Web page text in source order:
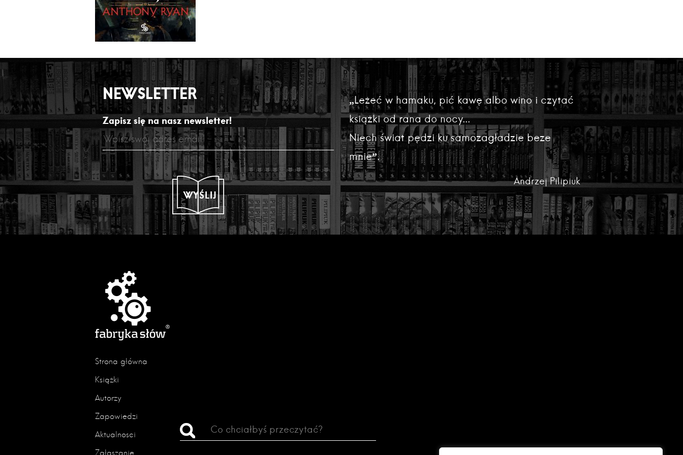
NEWSLETTER
Zapisz się na nasz newsletter!
WYŚLIJ
„Leżeć w hamaku, pić kawę albo wino i czytać
książki od rana do nocy...
Niech świat pędzi ku samozagładzie beze
mnie”.
Andrzej Pilipiuk
Strona główna
Książki
Autorzy
Zapowiedzi
Aktualności
Zgłaszanie